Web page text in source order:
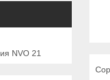
NVO 21